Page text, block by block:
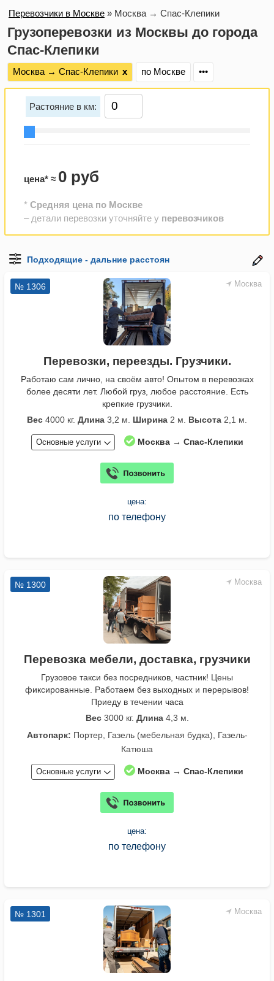
Перевозчики в Москве » Москва → Спас-Клепики
Грузоперевозки из Москвы до города
Спас-Клепики
Москва → Спас-Клепики х по Москве •••
Растояние в км:
цена* ≈ 0 руб
* Средняя цена по Москве
– детали перевозки уточняйте у перевозчиков
Москва
№ 1306
Перевозки, переезды. Грузчики.
Работаю сам лично, на своём авто! Опытом в перевозках
более десяти лет. Любой груз, любое расстояние. Есть
крепкие грузчики.
Вес 4000 кг. Длина 3,2 м. Ширина 2 м. Высота 2,1 м.
Основные услуги Москва → Спас-Клепики
цена:
по телефону
Москва
№ 1300
Перевозка мебели, доставка, грузчики
Грузовое такси без посредников, частник! Цены
фиксированные. Работаем без выходных и перерывов!
Приеду в течении часа
Вес3000 кг. Длина4,3 м.
Автопарк: Портер, Газель (мебельная будка), Газель-
Катюша
Основные услуги Москва → Спас-Клепики
цена:
по телефону
Москва
№ 1301